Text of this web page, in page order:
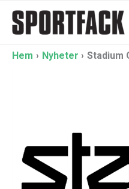
innehåll
Hem Nyheter Stadium